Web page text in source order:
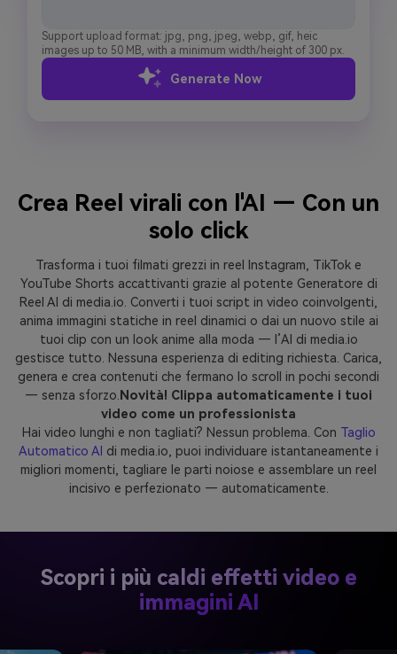
Support upload format: jpg, png, jpeg, webp, gif, heic
images up to 50 MB, with a minimum width/height of 300 px.
Generate Now
Crea Reel virali con l'AI — Con un
solo click
Trasforma i tuoi filmati grezzi in reel Instagram, TikTok e
YouTube Shorts accattivanti grazie al potente Generatore di
Reel AI di media.io. Converti i tuoi script in video coinvolgenti,
anima immagini statiche in reel dinamici o dai un nuovo stile ai
tuoi clip con un look anime alla moda — l’AI di media.io
gestisce tutto. Nessuna esperienza di editing richiesta. Carica,
genera e crea contenuti che fermano lo scroll in pochi secondi
— senza sforzo. Novità! Clippa automaticamente i tuoi
video come un professionista
Hai video lunghi e non tagliati? Nessun problema. Con Taglio
Automatico AI di media.io, puoi individuare istantaneamente i
migliori momenti, tagliare le parti noiose e assemblare un reel
incisivo e perfezionato — automaticamente.
Scopri i più caldi effetti video e
immagini AI